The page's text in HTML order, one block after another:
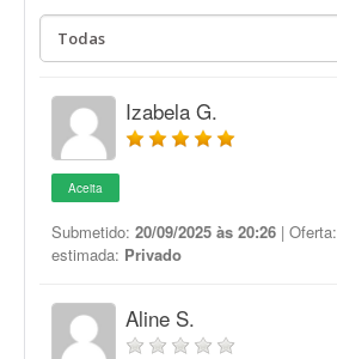
Izabela G.
Aceita
Submetido: 20/09/2025 às 20:26 | Oferta:
estimada: Privado
Aline S.